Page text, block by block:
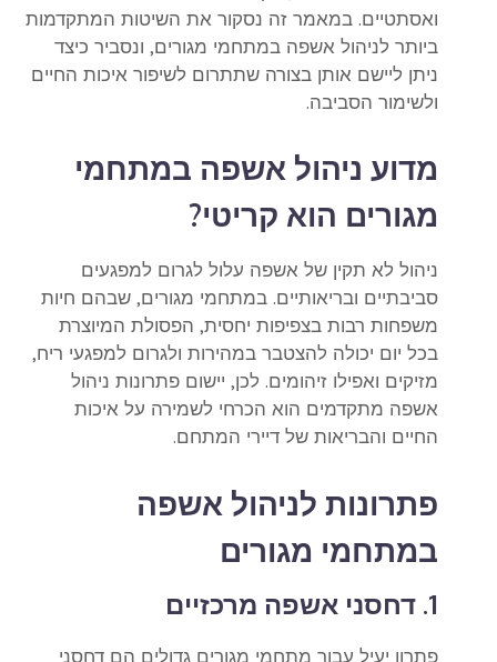
ואסתטיים. במאמר זה נסקור את השיטות המתקדמות
ביותר לניהול אשפה במתחמי מגורים, ונסביר כיצד
ניתן ליישם אותן בצורה שתתרום לשיפור איכות החיים
ולשימור הסביבה.
מדוע ניהול אשפה במתחמי
מגורים הוא קריטי?
ניהול לא תקין של אשפה עלול לגרום למפגעים
סביבתיים ובריאותיים. במתחמי מגורים, שבהם חיות
משפחות רבות בצפיפות יחסית, הפסולת המיוצרת
בכל יום יכולה להצטבר במהירות ולגרום למפגעי ריח,
מזיקים ואפילו זיהומים. לכן, יישום פתרונות ניהול
אשפה מתקדמים הוא הכרחי לשמירה על איכות
החיים והבריאות של דיירי המתחם.
פתרונות לניהול אשפה
במתחמי מגורים
1. דחסני אשפה מרכזיים
פתרון יעיל עבור מתחמי מגורים גדולים הם דחסני